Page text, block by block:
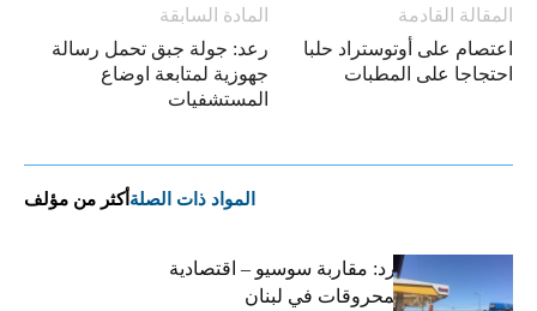
المادة السابقة
رعد: جولة جبق تحمل رسالة
جهوزية لمتابعة اوضاع
المستشفيات
المقالة القادمة
اعتصام على أوتوستراد حلبا
احتجاجا على المطبات
المواد ذات الصلة أكثر من مؤلف
التضخم المستورد: مقاربة سوسيو – اقتصادية
لارتفاع أسعار المحروقات في لبنان